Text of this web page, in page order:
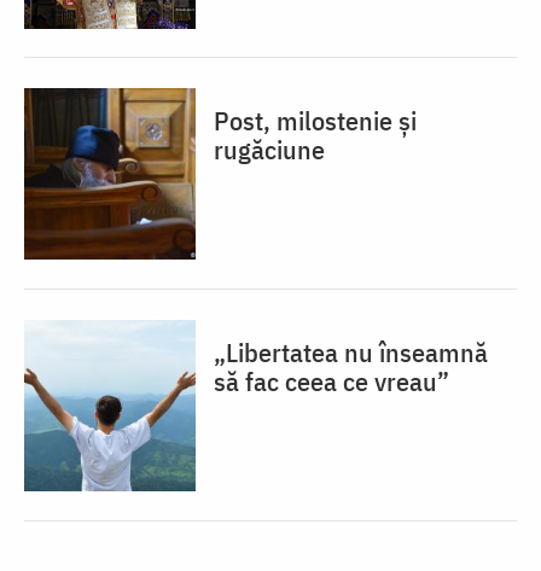
Post, milostenie și
rugăciune
„Libertatea nu înseamnă
să fac ceea ce vreau”